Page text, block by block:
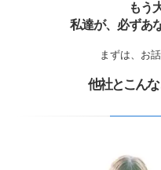
もう
私達が、必ずあ
まずは、お
他社とこんな